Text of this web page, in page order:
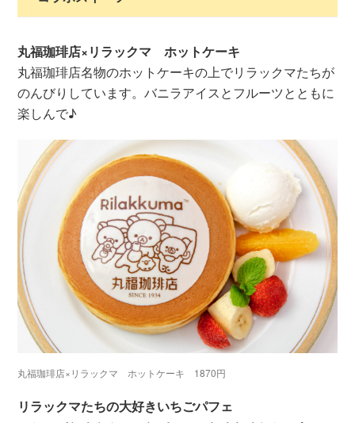
丸福珈琲店×リラックマ ホットケーキ
丸福珈琲店名物のホットケーキの上でリラックマたちが
のんびりしています。バニラアイスとフルーツとともに
楽しんで♪
丸福珈琲店×リラックマ ホットケーキ 1870円
リラックマたちの大好きいちごパフェ